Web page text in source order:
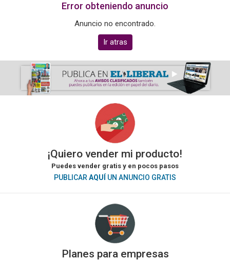
Error obteniendo anuncio
Anuncio no encontrado.
Ir atras
¡Quiero vender mi producto!
Puedes vender gratis y en pocos pasos
PUBLICAR AQUÍ UN ANUNCIO GRATIS
Planes para empresas